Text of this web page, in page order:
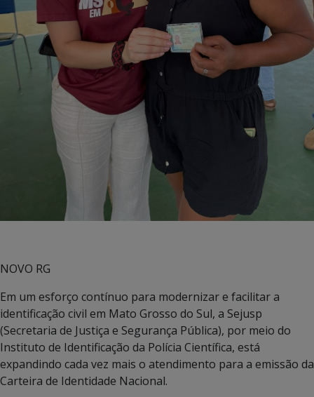
NOVO RG
Em um esforço contínuo para modernizar e facilitar a
identificação civil em Mato Grosso do Sul, a Sejusp
(Secretaria de Justiça e Segurança Pública), por meio do
Instituto de Identificação da Polícia Científica, está
expandindo cada vez mais o atendimento para a emissão da
Carteira de Identidade Nacional.